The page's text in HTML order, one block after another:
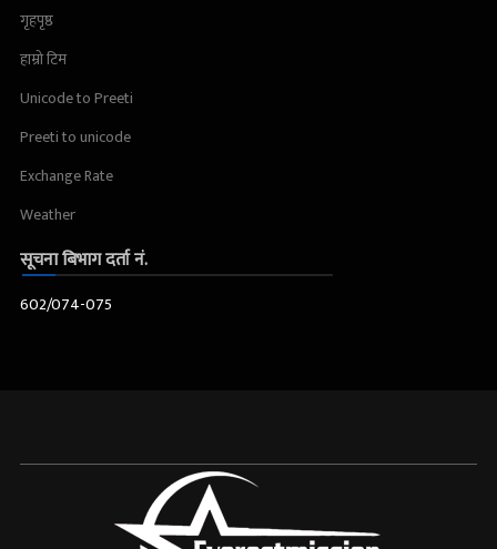
गृहपृष्ठ
हाम्रो टिम
Unicode to Preeti
Preeti to unicode
Exchange Rate
Weather
सूचना बिभाग दर्ता नं.
602/074-075